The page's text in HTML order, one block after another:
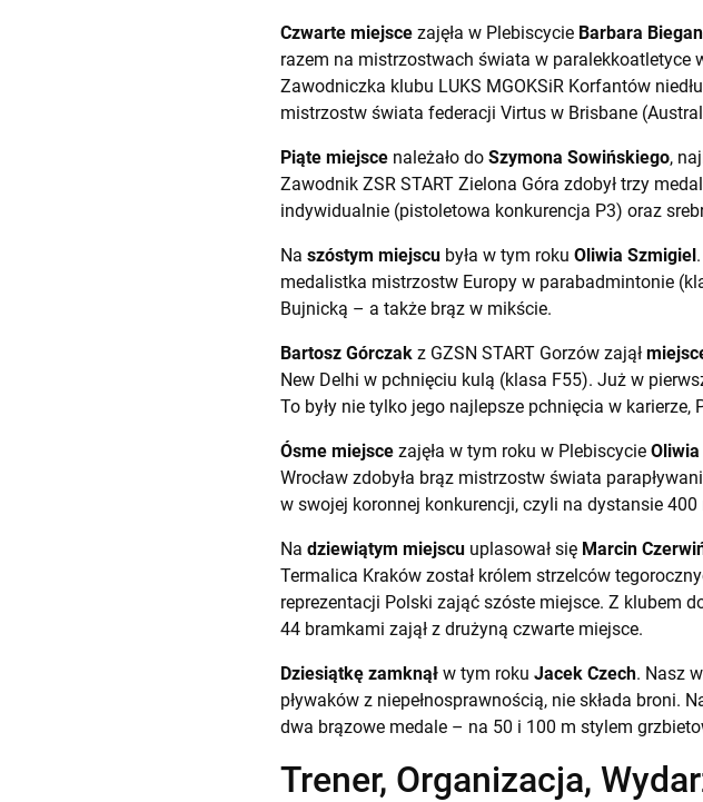
Czwarte miejsce zajęła w Plebiscycie Barbara
razem na mistrzostwach świata w paralekkoatletyce
Zawodniczka klubu LUKS MGOKSiR Korfantów
mistrzostw świata federacji Virtus w Brisbane
Piąte miejsce należało do Szymona Sowińskiego,
Zawodnik ZSR START Zielona Góra zdobył trzy
indywidualnie (pistoletowa konkurencja P3) oraz
Na szóstym miejscu była w tym roku Oliwia Szmigiel
medalistka mistrzostw Europy w parabadmintonie
Bujnicką – a także brąz w mikście.
Bartosz Górczak z GZSN START Gorzów zajął
New Delhi w pchnięciu kulą (klasa F55). Już w
To były nie tylko jego najlepsze pchnięcia w
Ósme miejsce zajęła w tym roku w Plebiscycie Oliwia
Wrocław zdobyła brąz mistrzostw świata
w swojej koronnej konkurencji, czyli na dystansie
Na dziewiątym miejscu uplasował się Marcin
Termalica Kraków został królem strzelców
reprezentacji Polski zająć szóste miejsce. Z klubem
44 bramkami zajął z drużyną czwarte miejsce.
Dziesiątkę zamknął w tym roku Jacek Czech. Nasz
pływaków z niepełnosprawnością, nie składa broni.
dwa brązowe medale – na 50 i 100 m stylem
Trener, Organizacja,